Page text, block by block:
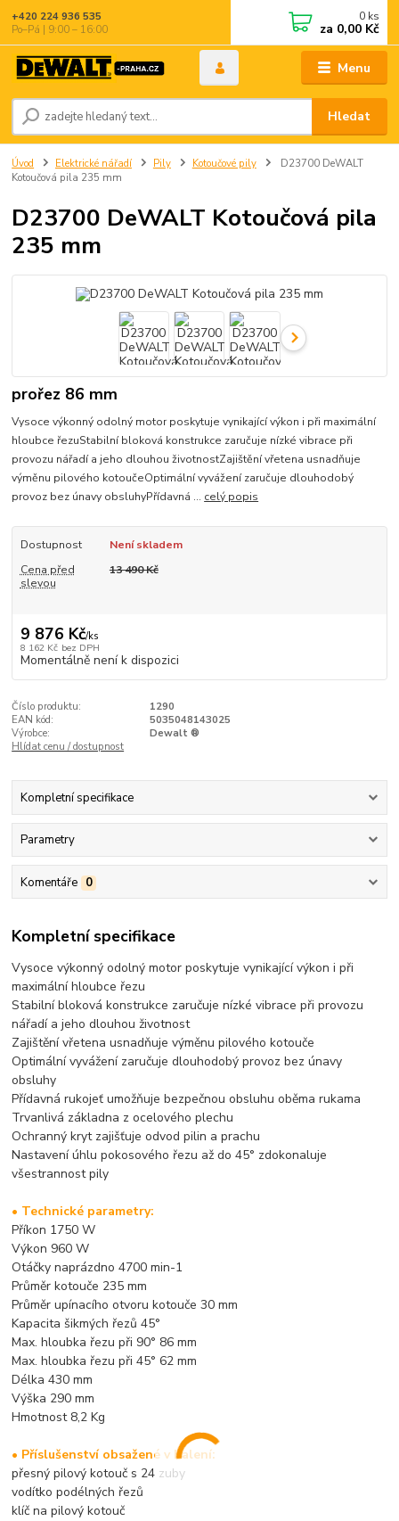
Menu
Hledat
+420 224 936 535
Po–Pá | 9:00 – 16:00
0 ks
za 0,00 Kč
Úvod Elektrické nářadí Pily Kotoučové pily
D23700 DeWALT
Kotoučová pila 235 mm
D23700 DeWALT Kotoučová pila
235 mm
prořez 86 mm
Vysoce výkonný odolný motor poskytuje vynikající výkon i při maximální
hloubce řezuStabilní bloková konstrukce zaručuje nízké vibrace při
provozu nářadí a jeho dlouhou životnostZajištění vřetena usnadňuje
výměnu pilového kotoučeOptimální vyvážení zaručuje dlouhodobý
provoz bez únavy obsluhyPřídavná ... celý popis
Dostupnost
Není skladem
Cena před
slevou
13 490 Kč
9 876 Kč/ks
8 162 Kč bez DPH
Momentálně není k dispozici
Číslo produktu:
1290
EAN kód:
5035048143025
Výrobce:
Dewalt ®
Hlídat cenu / dostupnost
Kompletní specifikace
Parametry
Komentáře 0
Kompletní specifikace
Vysoce výkonný odolný motor poskytuje vynikající výkon i při
maximální hloubce řezu
Stabilní bloková konstrukce zaručuje nízké vibrace při provozu
nářadí a jeho dlouhou životnost
Zajištění vřetena usnadňuje výměnu pilového kotouče
Optimální vyvážení zaručuje dlouhodobý provoz bez únavy
obsluhy
Přídavná rukojeť umožňuje bezpečnou obsluhu oběma rukama
Trvanlivá základna z ocelového plechu
Ochranný kryt zajišťuje odvod pilin a prachu
Nastavení úhlu pokosového řezu až do 45° zdokonaluje
všestrannost pily
• Technické parametry:
Příkon 1750 W
Výkon 960 W
Otáčky naprázdno 4700 min-1
Průměr kotouče 235 mm
Průměr upínacího otvoru kotouče 30 mm
Kapacita šikmých řezů 45°
Max. hloubka řezu při 90° 86 mm
Max. hloubka řezu při 45° 62 mm
Délka 430 mm
Výška 290 mm
Hmotnost 8,2 Kg
• Příslušenství obsažené v balení:
přesný pilový kotouč s 24 zuby
vodítko podélných řezů
klíč na pilový kotouč